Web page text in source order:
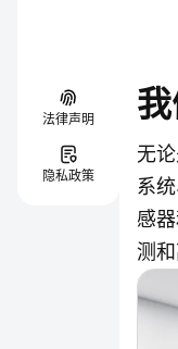
法律声明
隐私政策
无
系
感
测